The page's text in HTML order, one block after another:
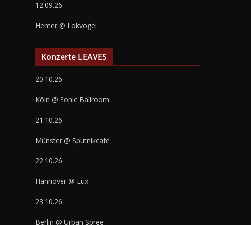
12.09.26
Hemer @ Lokvogel
Konzerte LEAVES
20.10.26
Köln @ Sonic Ballroom
21.10.26
Münster @ Sputnikcafe
22.10.26
Hannover @ Lux
23.10.26
Berlin @ Urban Spree